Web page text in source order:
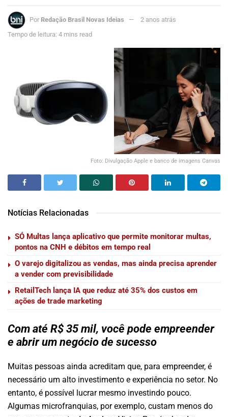
Por Redação Brasil Novas Ideias
2 anos atrás
Tempo de leitura: 4 mins read
Foto: Divulgação Apple e banco de imagens Canvas
Notícias Relacionadas
SÓ Multas lança aplicativo que permite monitorar multas,
pontos na CNH e débitos em tempo real
O varejo digitalizou as vendas, mas ainda precisa aprender
a vender com previsibilidade
RetailTech lança IA que reduz até 35% dos custos em
ações de trade marketing
Com até R$ 35 mil, você pode empreender
e abrir um negócio de sucesso
Muitas pessoas ainda acreditam que, para empreender, é
necessário um alto investimento e experiência no setor. No
entanto, é possível lucrar mesmo investindo pouco.
Algumas microfranquias, por exemplo, custam menos do